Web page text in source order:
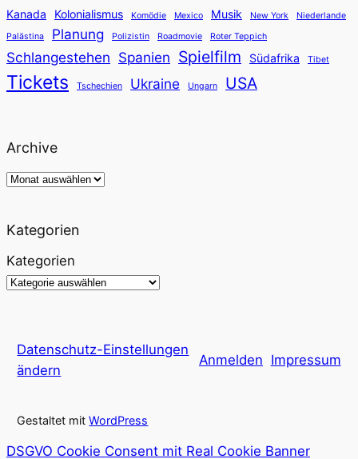
Kanada Kolonialismus Komödie Mexico Musik New York
Niederlande
Palästina
Planung Polizistin Roadmovie Roter Teppich
Schlangestehen Spanien Spielfilm Südafrika Tibet
Tickets Tschechien Ukraine Ungarn USA
Archive
Archiv
Kategorien
Kategorien
Datenschutz-Einstellungen
ändern
Anmelden Impressum
Gestaltet mitWordPress
DSGVO Cookie Consent mit Real Cookie Banner